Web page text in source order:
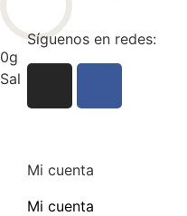
0g
Sal
Síguenos en redes:
Mi cuenta
Mi cuenta